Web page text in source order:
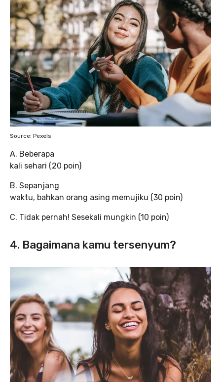
Source: Pexels
A. Beberapa
kali sehari (20 poin)
B. Sepanjang
waktu, bahkan orang asing memujiku (30 poin)
C. Tidak pernah! Sesekali mungkin (10 poin)
4. Bagaimana kamu tersenyum?